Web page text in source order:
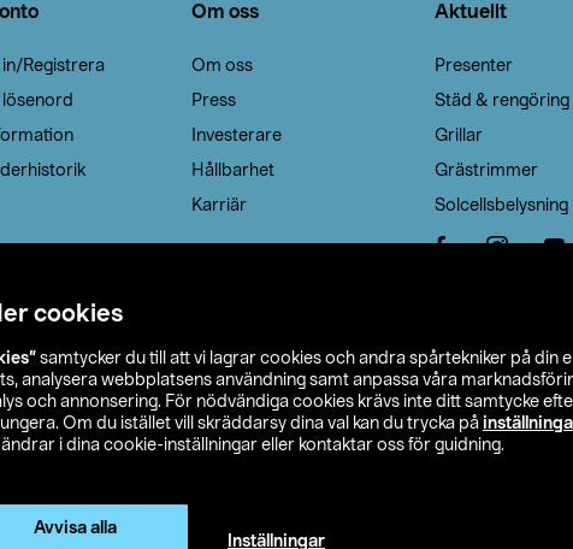
cookies
samtycker du till att vi lagrar cookies och andra spårtekniker på din
analysera webbplatsens användning samt anpassa våra
och annonsering. För nödvändiga cookies krävs inte ditt samtycke
Om du istället vill skräddarsy dina val kan du trycka på
i dina cookie-inställningar eller kontaktar oss för guidning.
Avvisa alla
Inställningar
in/Registrera
Om oss
Om oss
Press
Investerare
Hållbarhet
Karriär
Aktuellt
Presenter
Städ & rengöring
Grillar
Grästrimmer
Solcellsbelysning